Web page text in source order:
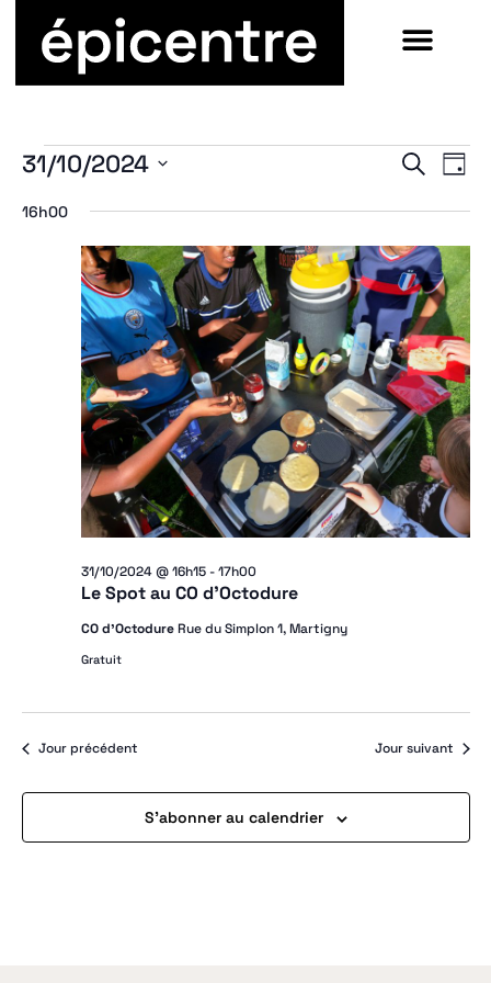
Recherche
Jour
31/10/2024
une
date.
16h00
Le Spot au CO d’Octodure
31/10/2024 @ 16h15-17h00
CO d'OctodureRue du Simplon 1, Martigny
Gratuit
Jour précédent Jour suivant
S’abonner au calendrier